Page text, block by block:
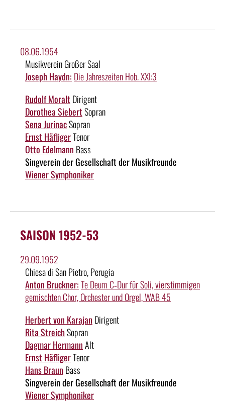
08.06.1954
Musikverein Großer Saal
Joseph Haydn: Die Jahreszeiten Hob. XXI:3
Rudolf Moralt Dirigent
Dorothea SiebertSopran
Sena JurinacSopran
Ernst HäfligerTenor
Otto Edelmann Bass
Singverein der Gesellschaft der Musikfreunde
Wiener Symphoniker
SAISON 1952-53
29.09.1952
Chiesa di San Pietro, Perugia
Anton Bruckner:Te Deum C‑Dur für Soli, vierstimmigen
gemischten Chor, Orchester und Orgel, WAB 45
Herbert von Karajan Dirigent
Rita StreichSopran
Dagmar HermannAlt
Ernst HäfligerTenor
Hans Braun Bass
Singverein der Gesellschaft der Musikfreunde
Wiener Symphoniker